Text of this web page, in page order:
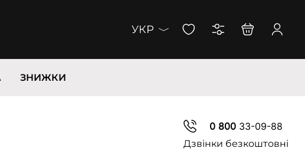
УКР
ЗНИЖКИ
0 80033-09-88
Дзвінки безкоштовні